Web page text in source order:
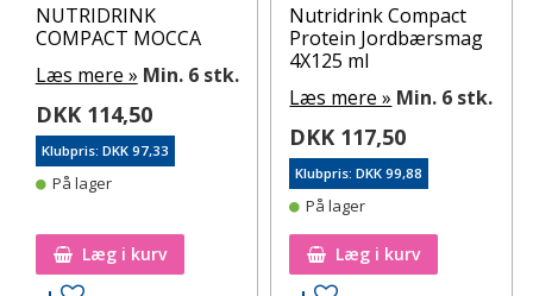
NUTRIDRINK
COMPACT MOCCA
Læs mere » Min. 6 stk.
DKK 114,50
Klubpris: DKK 97,33
På lager
Læg i kurv
Nutridrink Compact
Protein Jordbærsmag
4X125 ml
Læs mere » Min. 6 stk.
DKK 117,50
Klubpris: DKK 99,88
På lager
Læg i kurv